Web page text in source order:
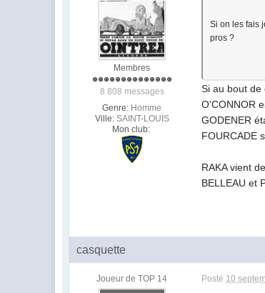
Membres
8 808 messages
Genre: Homme
Ville: SAINT-LOUIS
Mon club:
Si on les fais
pros ?
Si au bout de
O'CONNOR
GODENER
FOURCADE
RAKA vient
BELLEAU et
casquette
Joueur de TOP 14 Posté 10